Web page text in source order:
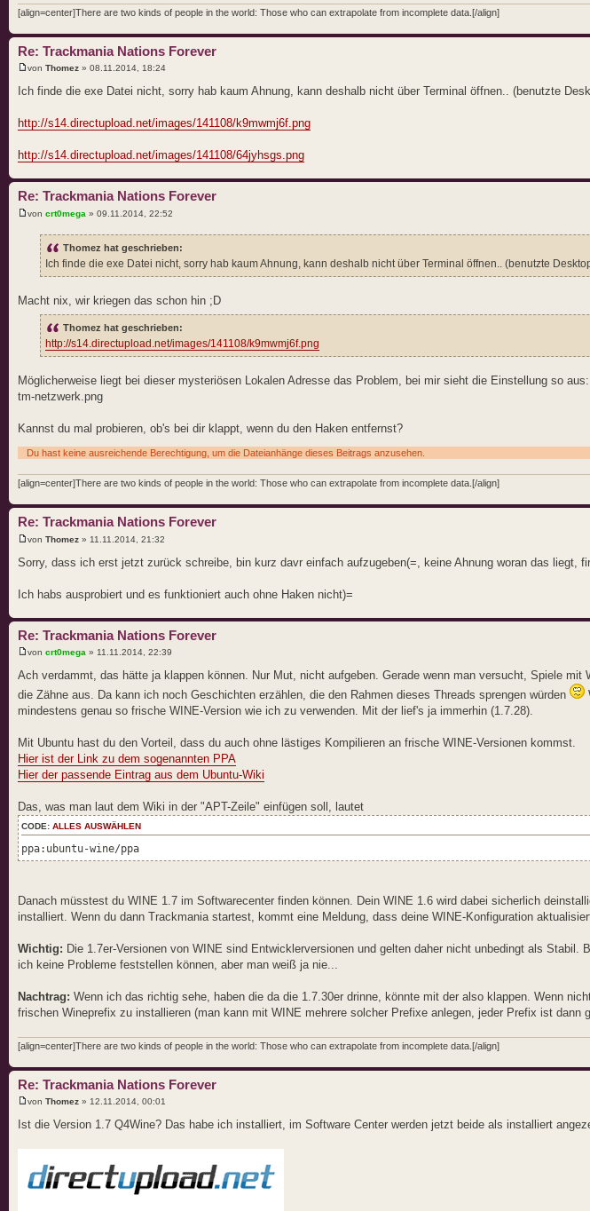
[align=center]There are two kinds of people in the world: Those who can extrapolate from incomplete data.[/align]
Re: Trackmania Nations Forever
von Thomez » 08.11.2014, 18:24
Ich finde die exe Datei nicht, sorry hab kaum Ahnung, kann deshalb nicht über Terminal öffnen.. (benutzte
http://s14.directupload.net/images/141108/k9mwmj6f.png
http://s14.directupload.net/images/141108/64jyhsgs.png
Re: Trackmania Nations Forever
von crt0mega » 09.11.2014, 22:52
Thomez hat geschrieben:
Ich finde die exe Datei nicht, sorry hab kaum Ahnung, kann deshalb nicht über Terminal öffnen.. (benutzte
Macht nix, wir kriegen das schon hin ;D
Thomez hat geschrieben:
http://s14.directupload.net/images/141108/k9mwmj6f.png
Möglicherweise liegt bei dieser mysteriösen Lokalen Adresse das Problem, bei mir sieht die Einstellung so aus:
tm-netzwerk.png
Kannst du mal probieren, ob's bei dir klappt, wenn du den Haken entfernst?
Du hast keine ausreichende Berechtigung, um die Dateianhänge dieses Beitrags anzusehen.
[align=center]There are two kinds of people in the world: Those who can extrapolate from incomplete data.[/align]
Re: Trackmania Nations Forever
von Thomez » 11.11.2014, 21:32
Sorry, dass ich erst jetzt zurück schreibe, bin kurz davr einfach aufzugeben(=, keine Ahnung woran das liegt,
Ich habs ausprobiert und es funktioniert auch ohne Haken nicht)=
Re: Trackmania Nations Forever
von crt0mega » 11.11.2014, 22:39
Ach verdammt, das hätte ja klappen können. Nur Mut, nicht aufgeben. Gerade wenn man versucht, Spiele
die Zähne aus. Da kann ich noch Geschichten erzählen, die den Rahmen dieses Threads sprengen würden
mindestens genau so frische WINE-Version wie ich zu verwenden. Mit der lief's ja immerhin (1.7.28).
Mit Ubuntu hast du den Vorteil, dass du auch ohne lästiges Kompilieren an frische WINE-Versionen kommst.
Hier ist der Link zu dem sogenannten PPA
Hier der passende Eintrag aus dem Ubuntu-Wiki
Das, was man laut dem Wiki in der "APT-Zeile" einfügen soll, lautet
CODE: ALLES AUSWÄHLEN
ppa:ubuntu-wine/ppa
Danach müsstest du WINE 1.7 im Softwarecenter finden können. Dein WINE 1.6 wird dabei sicherlich
installiert. Wenn du dann Trackmania startest, kommt eine Meldung, dass deine WINE-Konfiguration
Wichtig: Die 1.7er-Versionen von WINE sind Entwicklerversionen und gelten daher nicht unbedingt als
ich keine Probleme feststellen können, aber man weiß ja nie...
Nachtrag: Wenn ich das richtig sehe, haben die da die 1.7.30er drinne, könnte mit der also klappen. Wenn
frischen Wineprefix zu installieren (man kann mit WINE mehrere solcher Prefixe anlegen, jeder Prefix ist dann
[align=center]There are two kinds of people in the world: Those who can extrapolate from incomplete data.[/align]
Re: Trackmania Nations Forever
von Thomez » 12.11.2014, 00:01
Ist die Version 1.7 Q4Wine? Das habe ich installiert, im Software Center werden jetzt beide als installiert